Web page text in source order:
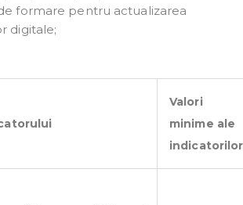
formare pentru actualizarea
digitale;
Valori
minime ale
indicatorilor